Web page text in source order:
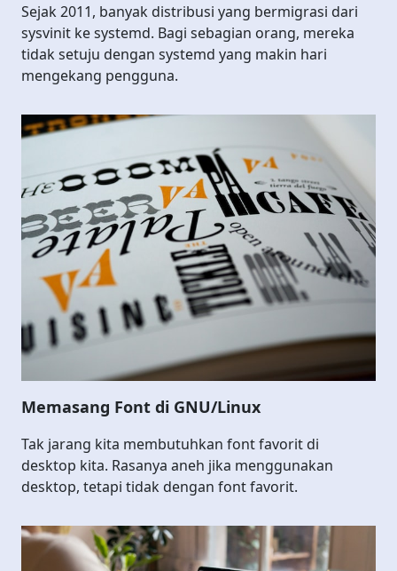
Sejak 2011, banyak distribusi yang bermigrasi dari
sysvinit ke systemd. Bagi sebagian orang, mereka
tidak setuju dengan systemd yang makin hari
mengekang pengguna.
Memasang Font di GNU/Linux
Tak jarang kita membutuhkan font favorit di
desktop kita. Rasanya aneh jika menggunakan
desktop, tetapi tidak dengan font favorit.